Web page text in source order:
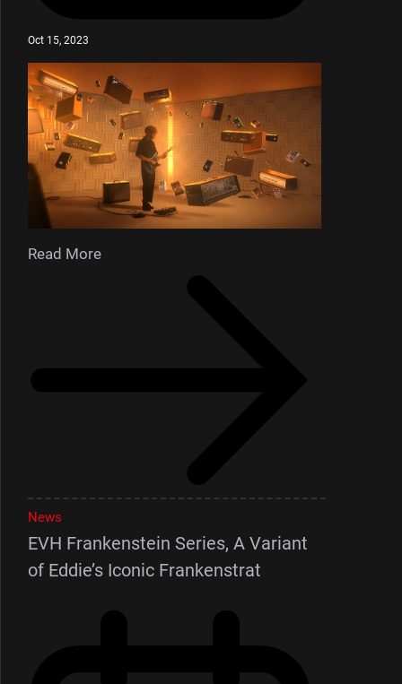
Oct 15, 2023
Read More
News
EVH Frankenstein Series, A Variant
of Eddie’s Iconic Frankenstrat